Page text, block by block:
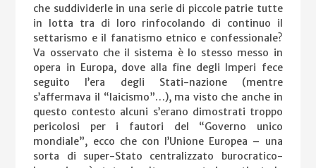
che suddividerle in una serie di piccole patrie tutte
in lotta tra di loro rinfocolando di continuo il
settarismo e il fanatismo etnico e confessionale?
Va osservato che il sistema è lo stesso messo in
opera in Europa, dove alla fine degli Imperi fece
seguito l’era degli Stati-nazione (mentre
s’affermava il “laicismo”…), ma visto che anche in
questo contesto alcuni s’erano dimostrati troppo
pericolosi per i fautori del “Governo unico
mondiale”, ecco che con l’Unione Europea – una
sorta di super-Stato centralizzato burocratico-